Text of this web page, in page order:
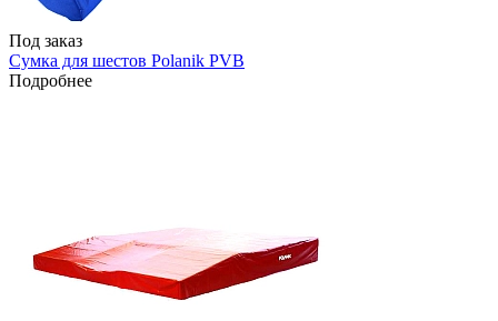
Под заказ
Сумка для шестов Polanik PVB
Подробнее